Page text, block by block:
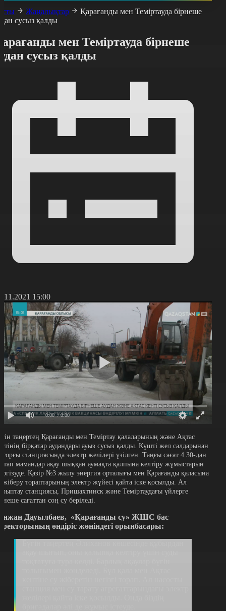
Жаңалықтар
Қарағанды мен Теміртауда бірнеше
сусыз қалды
мен Теміртауда бірнеше
сусыз қалды
15:00
0:00 / 0:00
таңертең Қарағанды мен Теміртау қалаларының және Ақтас
бірқатар аудандары ауыз сусыз қалды. Күшті жел салдарынан
сорғы станциясында электр желілері үзілген. Таңғы сағат 4.30-дан
мамандар ақау шыққан аумақта қалпына келтіру жұмыстарын
Қазір №3 жылу энергия орталығы мен Қарағанды қаласына
жіберу тораптарының электр жүйесі қайта іске қосылды. Ал
станциясы, Пришахтинск және Теміртаудағы үйлерге
сағаттан соң су беріледі.
Дауылбаев, «Қарағанды су» ЖШС бас
өндіріс жөніндегі орынбасары: